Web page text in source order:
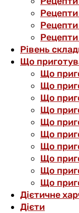
Рівень
Що
Що
Що
Що
Що
Що
Що
Що
Що
Що
Що
Дієтичне
Дієти